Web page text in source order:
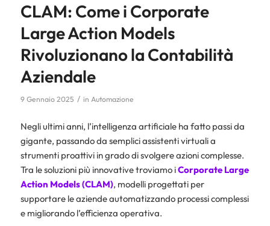
CLAM: Come i Corporate
Large Action Models
Rivoluzionano la Contabilità
Aziendale
9 Gennaio 2025 / in Automazione
Negli ultimi anni, l’intelligenza artificiale ha fatto passi da
gigante, passando da semplici assistenti virtuali a
strumenti proattivi in grado di svolgere azioni complesse.
Tra le soluzioni più innovative troviamo iCorporate Large
Action Models (CLAM), modelli progettati per
supportare le aziende automatizzando processi complessi
e migliorando l’efficienza operativa.